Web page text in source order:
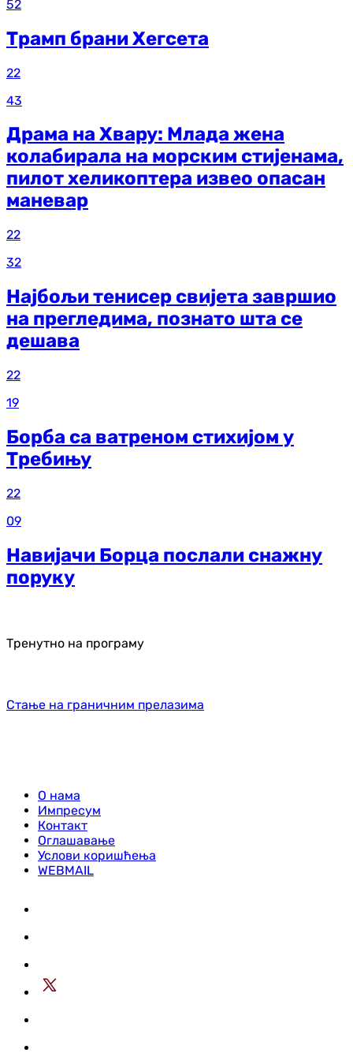
52
Трамп брани Хегсета
22
43
Драма на Хвару: Млада жена
колабирала на морским стијенама,
пилот хеликоптера извео опасан
маневар
22
32
Најбољи тенисер свијета завршио
на прегледима, познато шта се
дешава
22
19
Борба са ватреном стихијом у
Требињу
22
09
Навијачи Борца послали снажну
поруку
Тренутно на програму
Стање на граничним прелазима
О нама
Импресум
Контакт
Оглашавање
Услови коришћења
WEBMAIL